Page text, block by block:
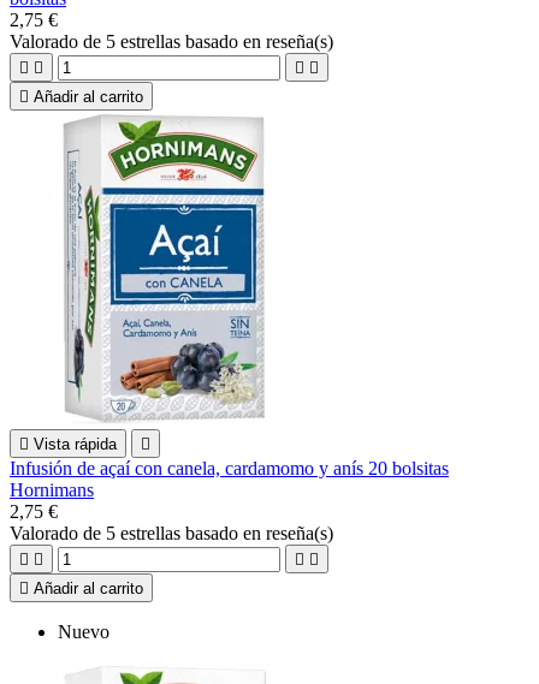
2,75 €
Valorado de 5 estrellas basado en reseña(s)
   
 Añadir al carrito
 Vista rápida 
Infusión de açaí con canela, cardamomo y anís 20 bolsitas
Hornimans
2,75 €
Valorado de 5 estrellas basado en reseña(s)
   
 Añadir al carrito
Nuevo